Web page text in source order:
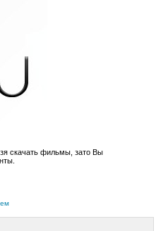
скачать фильмы, зато Вы